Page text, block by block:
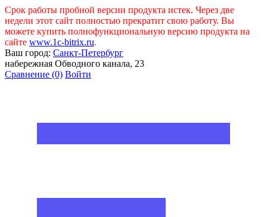
Срок работы пробной версии продукта истек. Через две
недели этот сайт полностью прекратит свою работу. Вы
можете купить полнофункциональную версию продукта на
сайте www.1c-bitrix.ru.
Ваш город: Санкт-Петербург
набережная Обводного канала, 23
Сравнение (0) Войти